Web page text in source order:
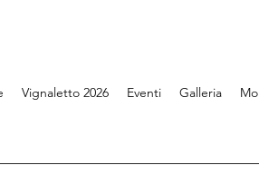
Vignaletto 2026 Eventi Galleria